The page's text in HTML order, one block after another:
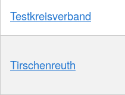
Testkreisverband
Tirschenreuth